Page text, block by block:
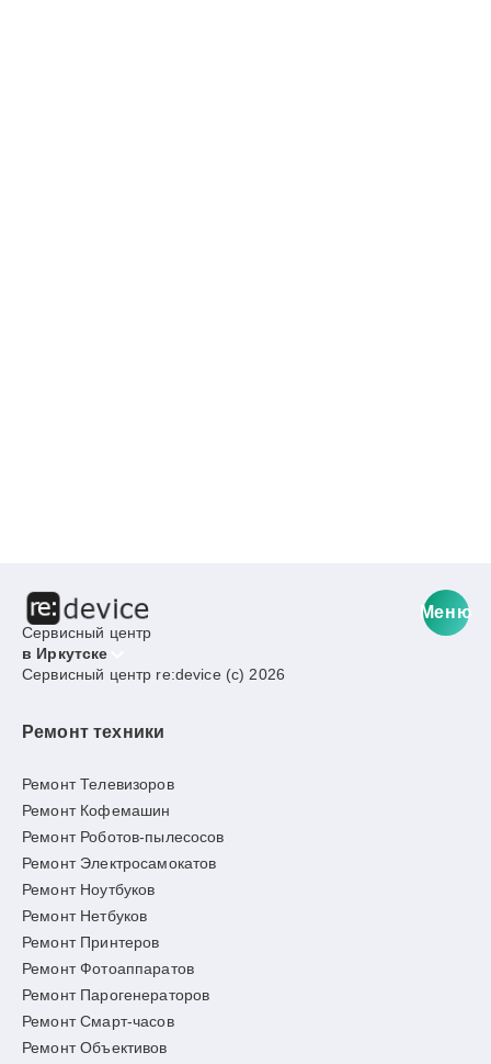
Сервисный центр
в Иркутске
Меню
Сервисный центр re:device (c) 2026
Ремонт техники
Ремонт Телевизоров
Ремонт Кофемашин
Ремонт Роботов-пылесосов
Ремонт Электросамокатов
Ремонт Ноутбуков
Ремонт Нетбуков
Ремонт Принтеров
Ремонт Фотоаппаратов
Ремонт Парогенераторов
Ремонт Смарт-часов
Ремонт Объективов